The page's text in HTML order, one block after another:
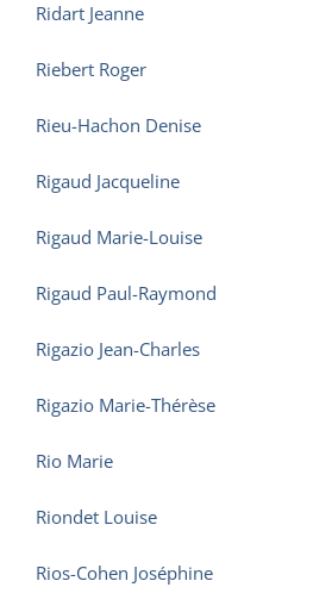
Ridart Jeanne
Riebert Roger
Rieu-Hachon Denise
Rigaud Jacqueline
Rigaud Marie-Louise
Rigaud Paul-Raymond
Rigazio Jean-Charles
Rigazio Marie-Thérèse
Rio Marie
Riondet Louise
Rios-Cohen Joséphine